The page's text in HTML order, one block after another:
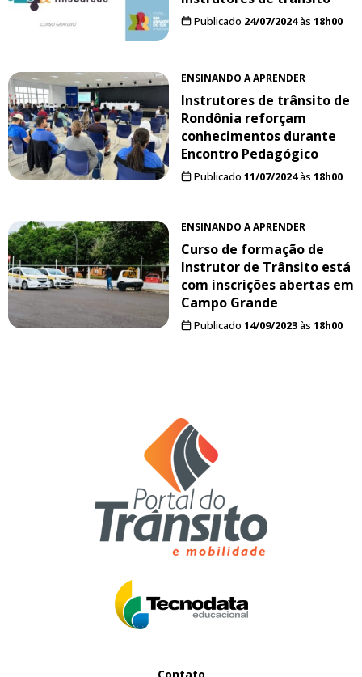
Publicado 24/07/2024às 18h00
ENSINANDO A APRENDER
Instrutores de trânsito de
Rondônia reforçam
conhecimentos durante
Encontro Pedagógico
Publicado 11/07/2024às 18h00
ENSINANDO A APRENDER
Curso de formação de
Instrutor de Trânsito está
com inscrições abertas em
Campo Grande
Publicado 14/09/2023às 18h00